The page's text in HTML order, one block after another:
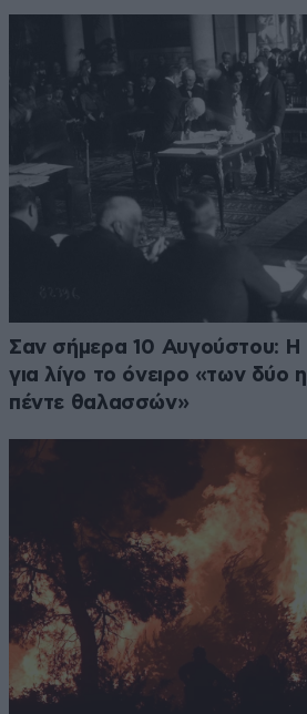
Σαν σήμερα 10 Αυγούστου: Η
για λίγο το όνειρο «των δύο
πέντε θαλασσών»